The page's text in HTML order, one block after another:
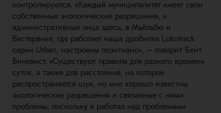
контролируются. «Каждый муниципалитет имеет свои
собственные экологические разрешения, и
административные лица здесь, в Мьёльбю и
Вестервике, где работает наша дробилка Lokotrack
серии Urban, настроены позитивно», – говорит Бент
Винквист. «Существуют правила для разного времени
суток, а также для расстояния, на которое
распространяется шум, но мне хорошо известны
экологические разрешения и связанные с ними
проблемы, поскольку я работал над проблемами